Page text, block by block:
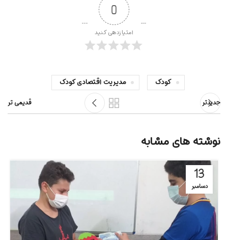
0
امتیازدهی کنید
کودک مدیریت اقتصادی کودک
جدیدتر قدیمی تر
نوشته های مشابه
13
دسامبر